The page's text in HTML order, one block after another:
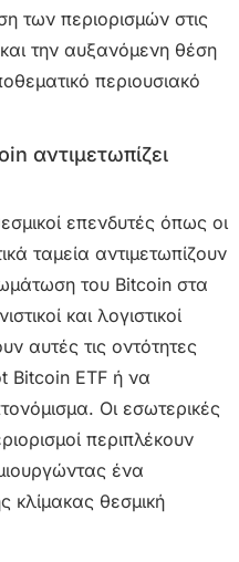
των περιορισμών στις
την αυξανόμενη θέση
περιουσιακό
αντιμετωπίζει
επενδυτές όπως οι
ταμεία αντιμετωπίζουν
του Bitcoin στα
και λογιστικοί
αυτές τις οντότητες
Bitcoin ETF ή να
Οι εσωτερικές
περιπλέκουν
ένα
κλίμακας θεσμική